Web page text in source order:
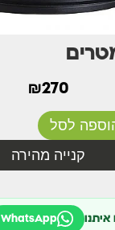
₪270
לסל
קנייה מהירה
WhatsApp